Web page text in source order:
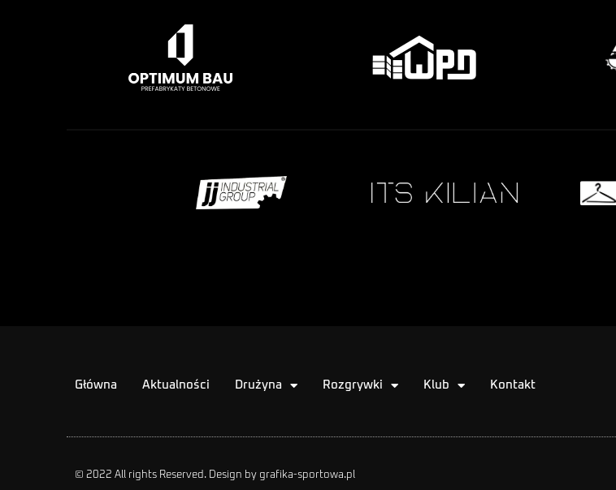
Główna Aktualności Drużyna Rozgrywki Klub Kontakt
© 2022 All rights Reserved. Design by grafika-sportowa.pl